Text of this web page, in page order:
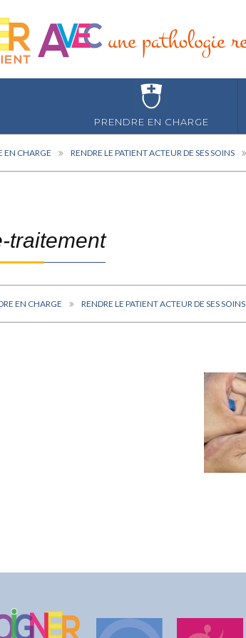
PRENDRE EN CHARGE
EN CHARGE RENDRE LE PATIENT ACTEUR DE SES SOINS
traitement
EN CHARGE RENDRE LE PATIENT ACTEUR DE SES SOINS